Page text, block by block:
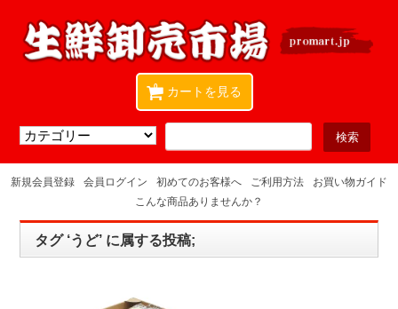
カートを見る
0
新規会員登録 会員ログイン 初めてのお客様へ ご利用方法
お買い物ガイド
こんな商品ありませんか？
タグ ‘うど’ に属する投稿;